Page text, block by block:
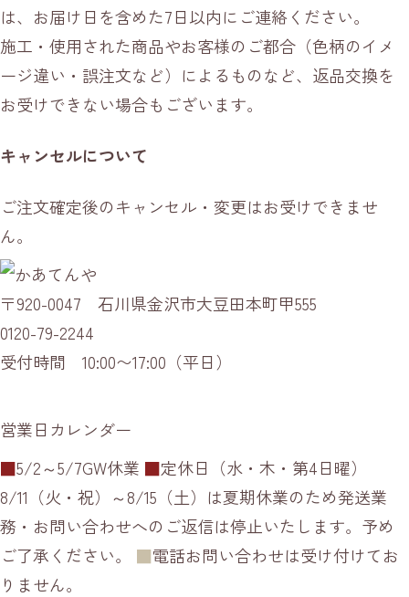
は、お届け日を含めた7日以内にご連絡ください。
施工・使用された商品やお客様のご都合（色柄のイメ
ージ違い・誤注文など）によるものなど、返品交換を
お受けできない場合もございます。
キャンセルについて
ご注文確定後のキャンセル・変更はお受けできませ
ん。
〒920-0047 石川県金沢市大豆田本町甲555
0120-79-2244
受付時間 10:00〜17:00（平日）
営業日カレンダー
■5/2～5/7GW休業 ■定休日（水・木・第4日曜）
8/11（火・祝）～8/15（土）は夏期休業のため発送業
務・お問い合わせへのご返信は停止いたします。予め
ご了承ください。 ■電話お問い合わせは受け付けてお
りません。